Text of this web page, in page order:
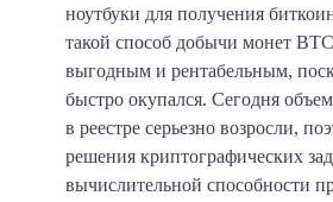
ноутбуки для получения
такой способ добычи монет
выгодным и рентабельным,
быстро окупался. Сегодня
в реестре серьезно возросли,
решения криптографических
вычислительной способности